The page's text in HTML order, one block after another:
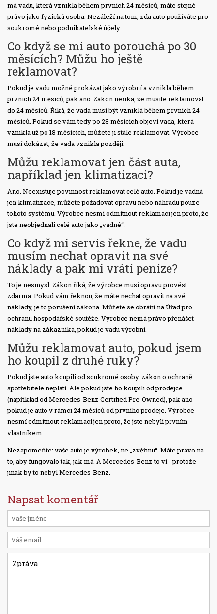
má vadu, která vznikla během prvních 24 měsíců, máte stejné
právo jako fyzická osoba. Nezáleží na tom, zda auto používáte pro
soukromé nebo podnikatelské účely.
Co když se mi auto porouchá po 30
měsících? Můžu ho ještě
reklamovat?
Pokud je vadu možné prokázat jako výrobní a vznikla během
prvních 24 měsíců, pak ano. Zákon neříká, že musíte reklamovat
do 24 měsíců. Říká, že vada musí být vzniklá během prvních 24
měsíců. Pokud se vám tedy po 28 měsících objeví vada, která
vznikla už po 18 měsících, můžete ji stále reklamovat. Výrobce
musí dokázat, že vada vznikla později.
Můžu reklamovat jen část auta,
například jen klimatizaci?
Ano. Neexistuje povinnost reklamovat celé auto. Pokud je vadná
jen klimatizace, můžete požadovat opravu nebo náhradu pouze
tohoto systému. Výrobce nesmí odmítnout reklamaci jen proto, že
jste neobjednali celé auto jako „vadné“.
Co když mi servis řekne, že vadu
musím nechat opravit na své
náklady a pak mi vrátí peníze?
To je nesmysl. Zákon říká, že výrobce musí opravu provést
zdarma. Pokud vám řeknou, že máte nechat opravit na své
náklady, je to porušení zákona. Můžete se obrátit na Úřad pro
ochranu hospodářské soutěže. Výrobce nemá právo přenášet
náklady na zákazníka, pokud je vadu výrobní.
Můžu reklamovat auto, pokud jsem
ho koupil z druhé ruky?
Pokud jste auto koupili od soukromé osoby, zákon o ochraně
spotřebitele neplatí. Ale pokud jste ho koupili od prodejce
(například od Mercedes-Benz Certified Pre-Owned), pak ano -
pokud je auto v rámci 24 měsíců od prvního prodeje. Výrobce
nesmí odmítnout reklamaci jen proto, že jste nebyli prvním
vlastníkem.
Nezapomeňte: vaše auto je výrobek, ne „zvěřinu“. Máte právo na
to, aby fungovalo tak, jak má. A Mercedes-Benz to ví - protože
jinak by to nebyl Mercedes-Benz.
Napsat komentář